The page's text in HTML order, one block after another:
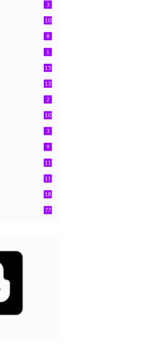
3
10
8
1
15
13
2
10
3
9
11
11
18
77